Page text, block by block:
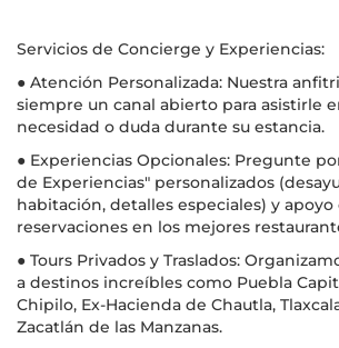
Servicios de Concierge y Experiencias:
● Atención Personalizada: Nuestra
siempre un canal abierto para asistirle
necesidad o duda durante su estancia.
● Experiencias Opcionales: Pregunte
de Experiencias" personalizados
habitación, detalles especiales) y apoyo
reservaciones en los mejores
● Tours Privados y Traslados:
a destinos increíbles como Puebla
Chipilo, Ex-Hacienda de Chautla,
Zacatlán de las Manzanas.